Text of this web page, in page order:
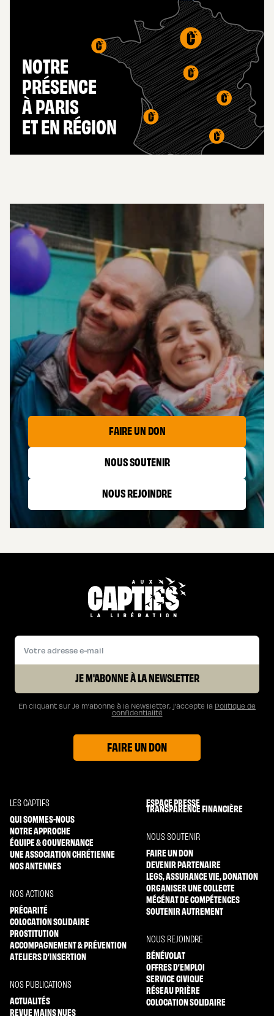
NOTRE
PRÉSENCE
À PARIS
ET EN RÉGION
AIDER
LES CAPTIFS
FAIRE UN DON
NOUS SOUTENIR
NOUS REJOINDRE
JE M'ABONNE À LA NEWSLETTER
En cliquant sur Je m’abonne à la Newsletter, j’accepte la Politique de
confidentialité
FAIRE UN DON
LES CAPTIFS
QUI SOMMES-NOUS
NOTRE APPROCHE
ÉQUIPE & GOUVERNANCE
UNE ASSOCIATION CHRÉTIENNE
NOS ANTENNES
NOS ACTIONS
PRÉCARITÉ
COLOCATION SOLIDAIRE
PROSTITUTION
ACCOMPAGNEMENT & PRÉVENTION
ATELIERS D’INSERTION
NOS PUBLICATIONS
ACTUALITÉS
REVUE MAINS NUES
ESPACE PRESSE
TRANSPARENCE FINANCIÈRE
NOUS SOUTENIR
FAIRE UN DON
DEVENIR PARTENAIRE
LEGS, ASSURANCE VIE, DONATION
ORGANISER UNE COLLECTE
MÉCÉNAT DE COMPÉTENCES
SOUTENIR AUTREMENT
NOUS REJOINDRE
BÉNÉVOLAT
OFFRES D’EMPLOI
SERVICE CIVIQUE
RÉSEAU PRIÈRE
COLOCATION SOLIDAIRE